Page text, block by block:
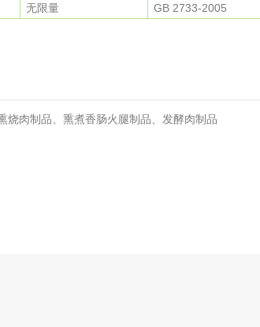
无限量 GB 2733-2005
烧肉制品、熏煮香肠火腿制品、发酵肉制品